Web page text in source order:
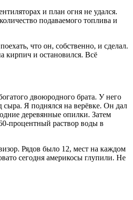
и план огня не удался.
подаваемого топлива и
что он, собственно, и сделал.
кирпич и остановился. Всё
двоюродного брата. У него
сыра. Я поднялся на верёвке. Он дал
деревянные опилки. Затем
процентный раствор воды в
Рядов было 12, мест на каждом
сегодня америкосы глупили. Не